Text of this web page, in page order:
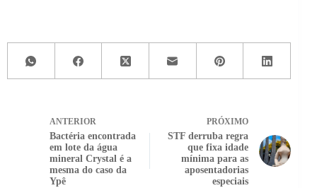
ANTERIOR
Bactéria encontrada
em lote da água
mineral Crystal é a
mesma do caso da
Ypê
PRÓXIMO
STF derruba regra
que fixa idade
mínima para as
aposentadorias
especiais